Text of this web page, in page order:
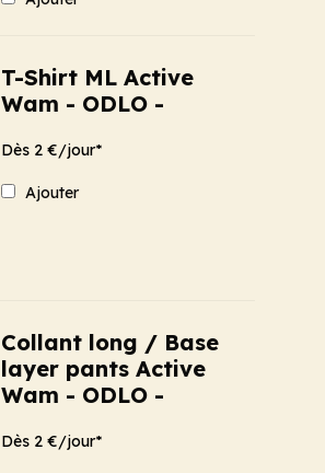
T-Shirt ML Active
Wam - ODLO -
Dès 2 €/jour*
Ajouter
Collant long / Base
layer pants Active
Wam - ODLO -
Dès 2 €/jour*